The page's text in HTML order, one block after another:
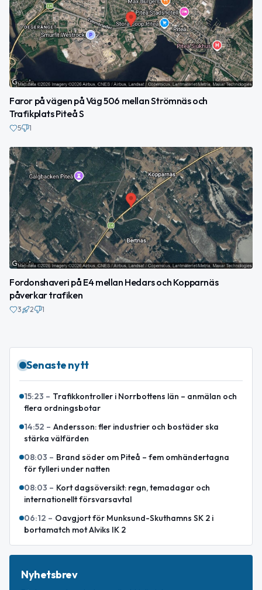
Faror på vägen på Väg 506 mellan Strömnäs och
Trafikplats Piteå S
5 1
Fordonshaveri på E4 mellan Hedars och Kopparnäs
påverkar trafiken
3 2 1
Senaste nytt
15:23 – Trafikkontroller i Norrbottens län – anmälan och
flera ordningsbotar
14:52 – Andersson: fler industrier och bostäder ska
stärka välfärden
08:03 – Brand söder om Piteå – fem omhändertagna
för fylleri under natten
08:03 – Kort dagsöversikt: regn, temadagar och
internationellt försvarsavtal
06:12 – Oavgjort för Munksund-Skuthamns SK 2 i
bortamatch mot Alviks IK 2
Nyhetsbrev